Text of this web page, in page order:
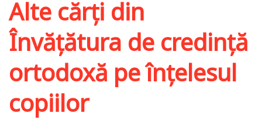
Alte cărți din
Învățătura de credință
ortodoxă pe înțelesul
copiilor